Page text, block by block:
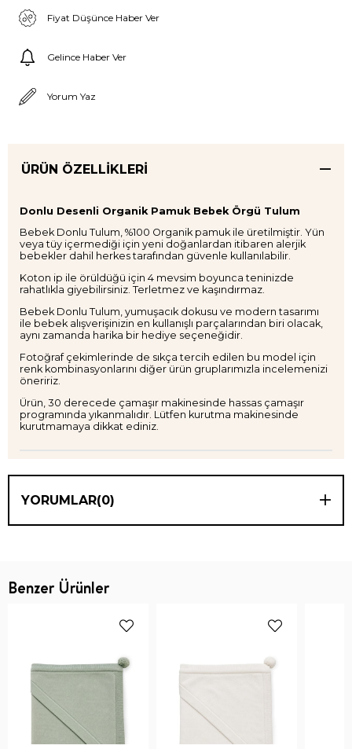
Fiyat Düşünce Haber Ver
Gelince Haber Ver
Yorum Yaz
ÜRÜN ÖZELLIKLERI
Donlu Desenli Organik Pamuk Bebek Örgü Tulum
Bebek Donlu Tulum, %100 Organik pamuk ile üretilmiştir. Yün
veya tüy içermediği için yeni doğanlardan itibaren alerjik
bebekler dahil herkes tarafından güvenle kullanılabilir.
Koton ip ile örüldüğü için 4 mevsim boyunca teninizde
rahatlıkla giyebilirsiniz. Terletmez ve kaşındırmaz.
Bebek Donlu Tulum, yumuşacık dokusu ve modern tasarımı
ile bebek alışverişinizin en kullanışlı parçalarından biri olacak,
aynı zamanda harika bir hediye seçeneğidir.
Fotoğraf çekimlerinde de sıkça tercih edilen bu model için
renk kombinasyonlarını diğer ürün gruplarımızla incelemenizi
öneririz.
Ürün, 30 derecede çamaşır makinesinde hassas çamaşır
programında yıkanmalıdır. Lütfen kurutma makinesinde
kurutmamaya dikkat ediniz.
YORUMLAR(0)
Benzer Ürünler